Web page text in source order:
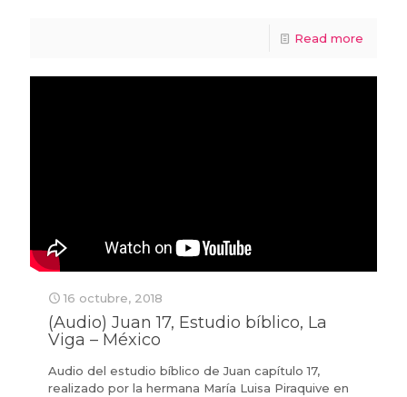
Read more
16 octubre, 2018
(Audio) Juan 17, Estudio bíblico, La
Viga – México
Audio del estudio bíblico de Juan capítulo 17,
realizado por la hermana María Luisa Piraquive en